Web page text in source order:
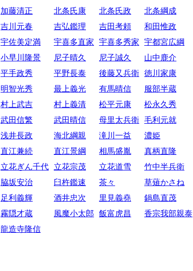
加藤清正 北条氏康 北条氏政 北条綱成
吉川元春 吉弘鑑理 吉田考頼 和田惟政
宇佐美定満 宇喜多直家 宇喜多秀家 宇都宮広綱
小早川隆景 尼子晴久 尼子誠久 山中鹿介
平手政秀 平野長泰 後藤又兵衛 徳川家康
明智光秀 最上義光 有馬晴信 服部半蔵
村上武吉 村上義清 松平元康 松永久秀
武田信繁 武田晴信 母里太兵衛 毛利元就
浅井長政 海北綱親 滝川一益 濃姫
直江兼続 直江景綱 相馬盛胤 真柄直隆
立花ぎん千代 立花宗茂 立花道雪 竹中半兵衛
脇坂安治 臼杵鑑速 茶々 草薙かさね
足利義輝 酒井忠次 里見義堯 鍋島直茂
霧隠才蔵 風魔小太郎 飯富虎昌 香宗我部親泰
龍造寺隆信